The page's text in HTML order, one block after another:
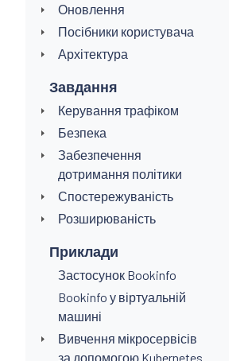
Оновлення
Посібники користувача
Архітектура
Завдання
Керування трафіком
Безпека
Забезпечення
дотримання політики
Спостережуваність
Розширюваність
Приклади
Застосунок Bookinfo
Bookinfo у віртуальній
машині
Вивчення мікросервісів
за допомогою Kubernetes